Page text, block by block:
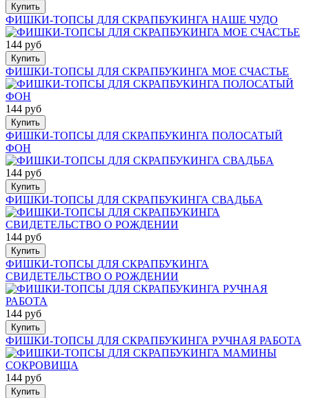
Купить
ФИШКИ-ТОПСЫ ДЛЯ СКРАПБУКИНГА НАШЕ ЧУДО
144 руб
Купить
ФИШКИ-ТОПСЫ ДЛЯ СКРАПБУКИНГА МОЕ СЧАСТЬЕ
144 руб
Купить
ФИШКИ-ТОПСЫ ДЛЯ СКРАПБУКИНГА ПОЛОСАТЫЙ
ФОН
144 руб
Купить
ФИШКИ-ТОПСЫ ДЛЯ СКРАПБУКИНГА СВАДЬБА
144 руб
Купить
ФИШКИ-ТОПСЫ ДЛЯ СКРАПБУКИНГА
СВИДЕТЕЛЬСТВО О РОЖДЕНИИ
144 руб
Купить
ФИШКИ-ТОПСЫ ДЛЯ СКРАПБУКИНГА РУЧНАЯ РАБОТА
144 руб
Купить